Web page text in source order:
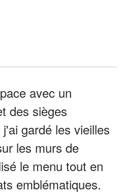
avec un
des sièges
gardé les vieilles
les murs de
le menu tout en
emblématiques.